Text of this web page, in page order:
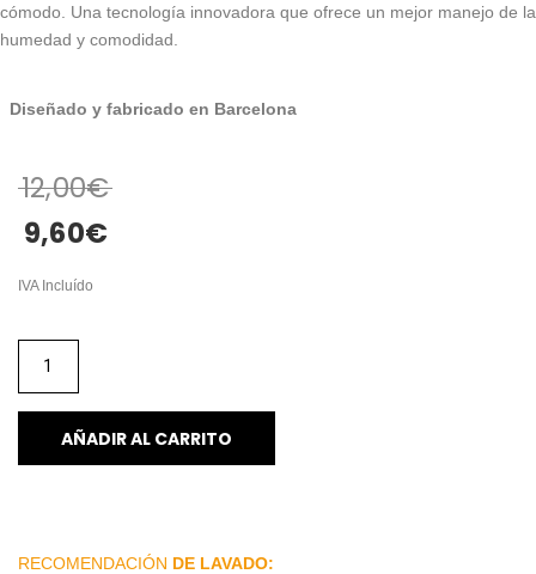
cómodo. Una tecnología innovadora que ofrece un mejor manejo de la
humedad y comodidad.
Diseñado y fabricado en Barcelona
12,00€
9,60€
IVA Incluído
AÑADIR AL CARRITO
RECOMENDACIÓN DE LAVADO: